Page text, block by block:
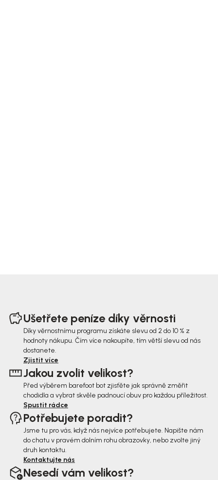
Ušetřete peníze díky věrnosti
Díky věrnostnímu programu získáte slevu od 2 do 10 % z
hodnoty nákupu. Čím více nakoupíte, tím větší slevu od nás
dostanete.
Zjistit více
Jakou zvolit velikost?
Před výběrem barefoot bot zjisťěte jak správně změřit
chodidla a vybrat skvěle padnoucí obuv pro každou příležitost.
Spustit rádce
Potřebujete poradit?
Jsme tu pro vás, když nás nejvíce potřebujete. Napište nám
do chatu v pravém dolním rohu obrazovky, nebo zvolte jiný
druh kontaktu.
Kontaktujte nás
Nesedí vám velikost?